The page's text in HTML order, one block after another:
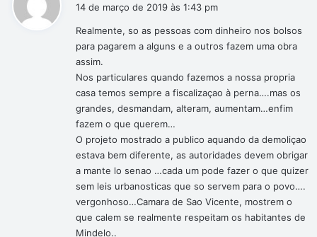
s
e
14 de março de 2019 às 1:43 pm
Realmente, so as pessoas com dinheiro nos bolsos
para pagarem a alguns e a outros fazem uma obra
assim.
Nos particulares quando fazemos a nossa propria
casa temos sempre a fiscalizaçao à perna….mas os
grandes, desmandam, alteram, aumentam…enfim
fazem o que querem…
O projeto mostrado a publico aquando da demoliçao
estava bem diferente, as autoridades devem obrigar
a mante lo senao …cada um pode fazer o que quizer
sem leis urbanosticas que so servem para o povo….
vergonhoso…Camara de Sao Vicente, mostrem o
que calem se realmente respeitam os habitantes de
Mindelo..